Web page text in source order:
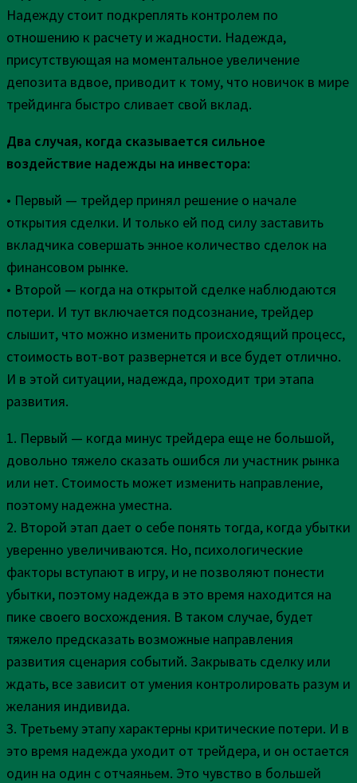
Надежду стоит подкреплять контролем по
отношению к расчету и жадности. Надежда,
присутствующая на моментальное увеличение
депозита вдвое, приводит к тому, что новичок в мире
трейдинга быстро сливает свой вклад.
Два случая, когда сказывается сильное
воздействие надежды на инвестора:
• Первый — трейдер принял решение о начале
открытия сделки. И только ей под силу заставить
вкладчика совершать энное количество сделок на
финансовом рынке.
• Второй — когда на открытой сделке наблюдаются
потери. И тут включается подсознание, трейдер
слышит, что можно изменить происходящий процесс,
стоимость вот-вот развернется и все будет отлично.
И в этой ситуации, надежда, проходит три этапа
развития.
1. Первый — когда минус трейдера еще не большой,
довольно тяжело сказать ошибся ли участник рынка
или нет. Стоимость может изменить направление,
поэтому надежна уместна.
2. Второй этап дает о себе понять тогда, когда убытки
уверенно увеличиваются. Но, психологические
факторы вступают в игру, и не позволяют понести
убытки, поэтому надежда в это время находится на
пике своего восхождения. В таком случае, будет
тяжело предсказать возможные направления
развития сценария событий. Закрывать сделку или
ждать, все зависит от умения контролировать разум и
желания индивида.
3. Третьему этапу характерны критические потери. И в
это время надежда уходит от трейдера, и он остается
один на один с отчаяньем. Это чувство в большей